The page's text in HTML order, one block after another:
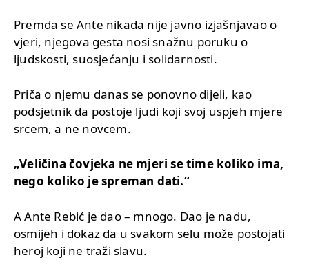
Premda se Ante nikada nije javno izjašnjavao o
vjeri, njegova gesta nosi snažnu poruku o
ljudskosti, suosjećanju i solidarnosti.
Priča o njemu danas se ponovno dijeli, kao
podsjetnik da postoje ljudi koji svoj uspjeh mjere
srcem, a ne novcem.
„Veličina čovjeka ne mjeri se time koliko ima,
nego koliko je spreman dati.“
A Ante Rebić je dao – mnogo. Dao je nadu,
osmijeh i dokaz da u svakom selu može postojati
heroj koji ne traži slavu.